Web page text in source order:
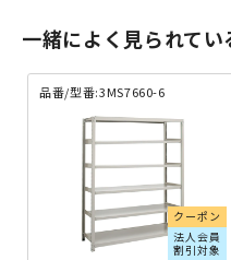
一緒によく見られてい
品番/型番:3MS7660-6
クーポン
法人会員
割引対象